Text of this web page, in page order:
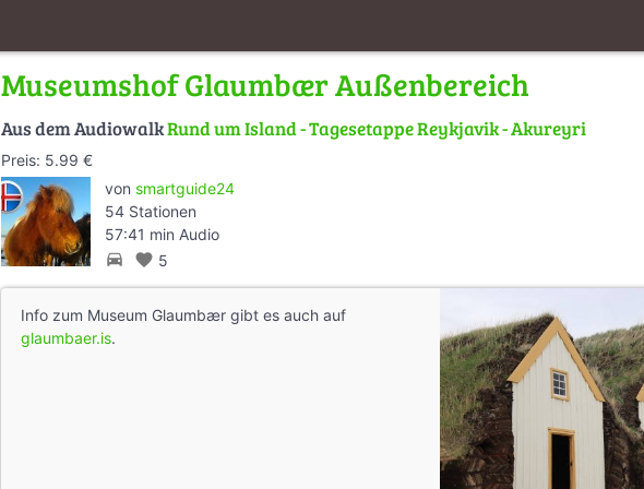
Museumshof Glaumbær Außenbereich
Aus dem AudiowalkRund um Island - Tagesetappe Reykjavik - Akureyri
Preis: 5.99 €
von smartguide24
54 Stationen
57:41 min Audio
directions_car favorite 5
Info zum Museum Glaumbær gibt es auch auf
glaumbaer.is.